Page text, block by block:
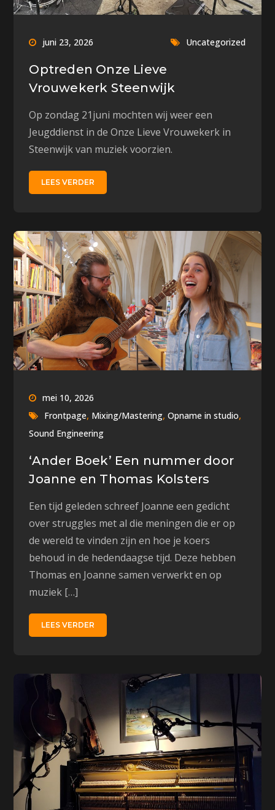
juni 23, 2026 Uncategorized
Optreden Onze Lieve
Vrouwekerk Steenwijk
Op zondag 21juni mochten wij weer een
Jeugddienst in de Onze Lieve Vrouwekerk in
Steenwijk van muziek voorzien.
LEES VERDER
mei 10, 2026
Frontpage, Mixing/Mastering,Opname in studio,
Sound Engineering
‘Ander Boek’ Een nummer door
Joanne en Thomas Kolsters
Een tijd geleden schreef Joanne een gedicht
over struggles met al die meningen die er op
de wereld te vinden zijn en hoe je koers
behoud in de hedendaagse tijd. Deze hebben
Thomas en Joanne samen verwerkt en op
muziek […]
LEES VERDER